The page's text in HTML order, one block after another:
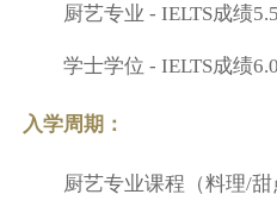
厨艺专业 - IELTS成绩
学士学位 - IELTS成绩
入学周期：
厨艺专业课程（料理/